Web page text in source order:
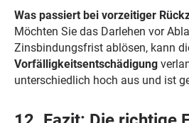
Was passiert bei vorzeitiger
Möchten Sie das Darlehen vor
Zinsbindungsfrist ablösen, kann
Vorfälligkeitsentschädigung
unterschiedlich hoch aus und ist